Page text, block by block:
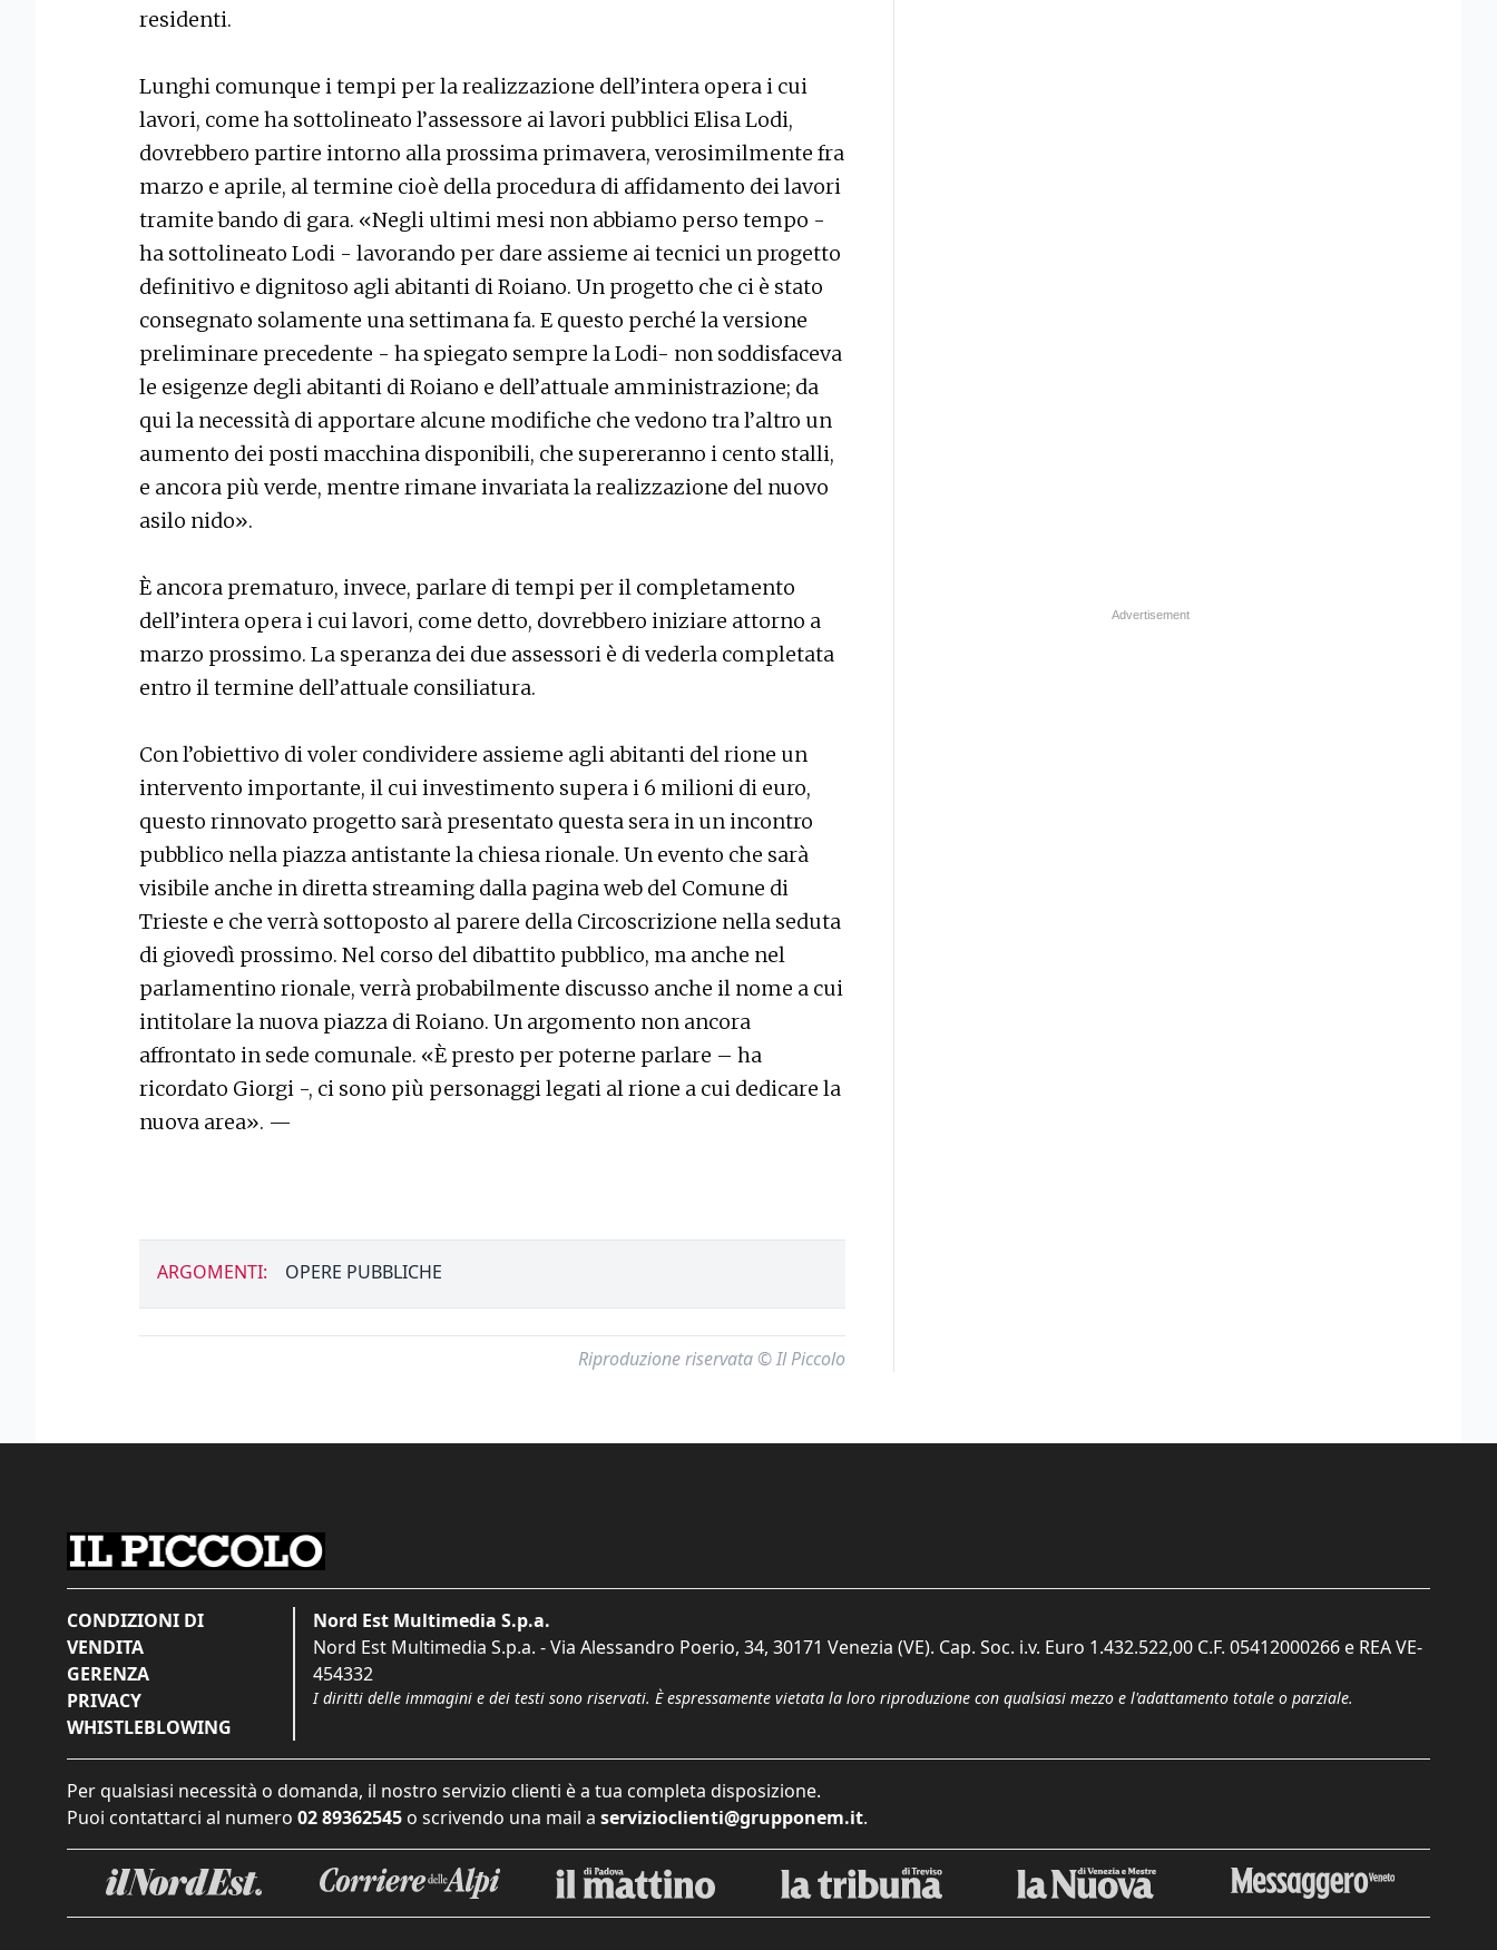
residenti.
Lunghi comunque i tempi per la realizzazione dell’intera opera i cui
lavori, come ha sottolineato l’assessore ai lavori pubblici Elisa Lodi,
dovrebbero partire intorno alla prossima primavera, verosimilmente fra
marzo e aprile, al termine cioè della procedura di affidamento dei lavori
tramite bando di gara. «Negli ultimi mesi non abbiamo perso tempo -
ha sottolineato Lodi - lavorando per dare assieme ai tecnici un progetto
definitivo e dignitoso agli abitanti di Roiano. Un progetto che ci è stato
consegnato solamente una settimana fa. E questo perché la versione
preliminare precedente - ha spiegato sempre la Lodi- non soddisfaceva
le esigenze degli abitanti di Roiano e dell’attuale amministrazione; da
qui la necessità di apportare alcune modifiche che vedono tra l’altro un
aumento dei posti macchina disponibili, che supereranno i cento stalli,
e ancora più verde, mentre rimane invariata la realizzazione del nuovo
asilo nido».
È ancora prematuro, invece, parlare di tempi per il completamento
dell’intera opera i cui lavori, come detto, dovrebbero iniziare attorno a
marzo prossimo. La speranza dei due assessori è di vederla completata
entro il termine dell’attuale consiliatura.
Con l’obiettivo di voler condividere assieme agli abitanti del rione un
intervento importante, il cui investimento supera i 6 milioni di euro,
questo rinnovato progetto sarà presentato questa sera in un incontro
pubblico nella piazza antistante la chiesa rionale. Un evento che sarà
visibile anche in diretta streaming dalla pagina web del Comune di
Trieste e che verrà sottoposto al parere della Circoscrizione nella seduta
di giovedì prossimo. Nel corso del dibattito pubblico, ma anche nel
parlamentino rionale, verrà probabilmente discusso anche il nome a cui
intitolare la nuova piazza di Roiano. Un argomento non ancora
affrontato in sede comunale. «È presto per poterne parlare – ha
ricordato Giorgi -, ci sono più personaggi legati al rione a cui dedicare la
nuova area». —
ARGOMENTI: OPERE PUBBLICHE
Riproduzione riservata © Il Piccolo
CONDIZIONI DI
VENDITA
GERENZA
PRIVACY
WHISTLEBLOWING
Nord Est Multimedia S.p.a.
Nord Est Multimedia S.p.a. - Via Alessandro Poerio, 34, 30171 Venezia (VE). Cap. Soc. i.v. Euro 1.432.522,00 C.F. 05412000266 e REA VE-
454332
I diritti delle immagini e dei testi sono riservati. È espressamente vietata la loro riproduzione con qualsiasi mezzo e l'adattamento totale o parziale.
Per qualsiasi necessità o domanda, il nostro servizio clienti è a tua completa disposizione.
Puoi contattarci al numero 02 89362545 o scrivendo una mail a servizioclienti@grupponem.it.